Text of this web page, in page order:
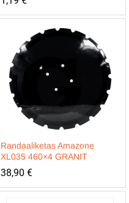
Randaaliketas Amazone
XL035 460×4 GRANIT
38,90 €